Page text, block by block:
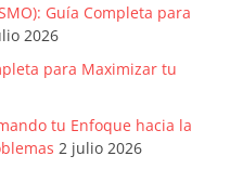
Guía Completa para
2026
para Maximizar tu
tu Enfoque hacia la
2 julio 2026